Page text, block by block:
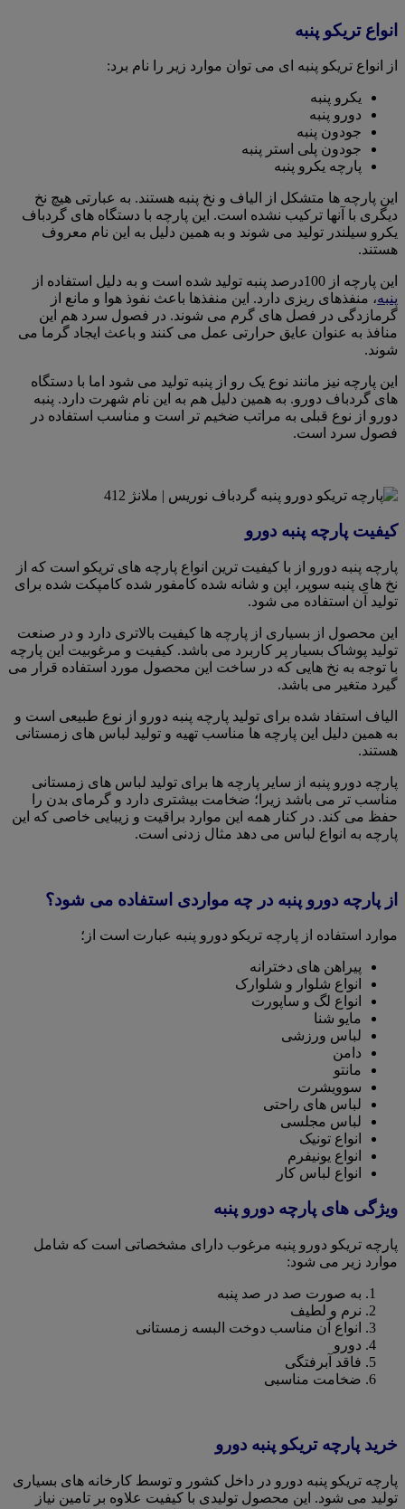
انواع تریکو پنبه
از انواع تریکو پنبه ای می توان موارد زیر را نام برد:
یکرو پنبه
دورو پنبه
جودون پنبه
جودون پلی استر پنبه
پارچه یکرو پنبه
این پارچه ها متشکل از الیاف و نخ پنبه هستند. به عبارتی هیچ نخ
دیگری با آنها ترکیب نشده است. این پارچه با دستگاه های گردباف
یکرو سیلندر تولید می شوند و به همین دلیل به این نام معروف
هستند.
این پارچه از 100درصد پنبه تولید شده است و به دلیل استفاده از
پنبه، منفذهای ریزی دارد. این منفذها باعث نفوذ هوا و مانع از
گرمازدگی در فصل های گرم می شوند. در فصول سرد هم این
منافذ به عنوان عایق حرارتی عمل می کنند و باعث ایجاد گرما می
شوند.
این پارچه نیز مانند نوع یک رو از پنبه تولید می شود اما با دستگاه
های گردباف دورو. به همین دلیل هم به این نام شهرت دارد. پنبه
دورو از نوع قبلی به مراتب ضخیم تر است و مناسب استفاده در
فصول سرد است.
کیفیت پارچه پنبه دورو
پارچه پنبه دورو از با کیفیت ترین انواع پارچه های تریکو است که از
نخ های پنبه سوپر، اپن و شانه شده کامفور شده کامپکت شده برای
تولید آن استفاده می شود.
این محصول از بسیاری از پارچه ها کیفیت بالاتری دارد و در صنعت
تولید پوشاک بسیار پر کاربرد می باشد. کیفیت و مرغوبیت این پارچه
با توجه به نخ هایی که در ساخت این محصول مورد استفاده قرار می
گیرد متغیر می باشد.
الیاف استفاد شده برای تولید پارچه پنبه دورو از نوع طبیعی است و
به همین دلیل این پارچه ها مناسب تهیه و تولید لباس های زمستانی
هستند.
پارچه دورو پنبه از سایر پارچه ها برای تولید لباس های زمستانی
مناسب تر می باشد زیرا؛ ضخامت بیشتری دارد و گرمای بدن را
حفظ می کند. در کنار همه این موارد براقیت و زیبایی خاصی که این
پارچه به انواع لباس می دهد مثال زدنی است.
از پارچه دورو پنبه در چه مواردی استفاده می شود؟
موارد استفاده از پارچه تریکو دورو پنبه عبارت است از؛
پیراهن های دخترانه
انواع شلوار و شلوارک
انواع لگ و ساپورت
مایو شنا
لباس ورزشی
دامن
مانتو
سوویشرت
لباس های راحتی
لباس مجلسی
انواع تونیک
انواع یونیفرم
انواع لباس کار
ویژگی های پارچه دورو پنبه
پارچه تریکو دورو پنبه مرغوب دارای مشخصاتی است که شامل
موارد زیر می شود:
به صورت صد در صد پنبه
نرم و لطیف
انواع آن مناسب دوخت البسه زمستانی
دورو
فاقد آبرفتگی
ضخامت مناسبی
خرید پارچه تریکو پنبه دورو
پارچه تریکو پنبه دورو در داخل کشور و توسط کارخانه های بسیاری
تولید می شود. این محصول تولیدی با کیفیت علاوه بر تامین نیاز